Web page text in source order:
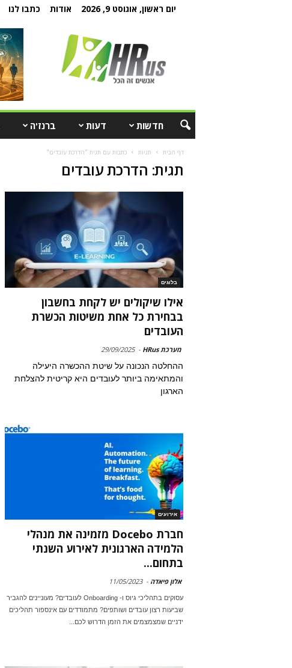
יום ראשון, אוגוסט 9, 2026 אודות כתבו לנו
חדשות דעות ברנז'ה
דף הבית תגיות כתבות עם תגית "הדרכת עובדים"
תגית: הדרכת עובדים
בלוגים
אילו שיקולים יש לקחת בחשבון
בבחירת כל אחת משיטות הכשרת
העובדים
מערכת HRus -
29/09/2025
ההחלטה הנכונה על שיטת ההכשרה היעילה
והמתאימה ביותר לעובדים היא קריטית להצלחת
הארגון
אירועים
חברת Docebo מזמינה את מנהלי
הלמידה הארגונית לאירוע השנתי
בתחום...
אלון פיאדה -
11/05/2023
עסוקים בתהליכי גיוס ו- Onboarding לעובדים? מעוניינים להגביר
שביעות רצון עובדים ושותפים? מתמודדים עם אינספור תהליכים
ידניים שמצמצמים את הזמן הדרוש לכם...